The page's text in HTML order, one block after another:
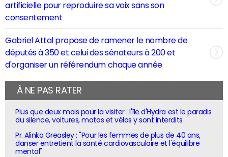
artificielle pour reproduire sa voix sans son
consentement
Gabriel Attal propose de ramener le nombre de
députés à 350 et celui des sénateurs à 200 et
d'organiser un référendum chaque année
À NE PAS RATER
Plus que deux mois pour la visiter : l'île d'Hydra est le paradis
du silence, voitures, motos et vélos y sont interdits
Pr. Alinka Greasley : "Pour les femmes de plus de 40 ans,
danser entretient la santé cardiovasculaire et l'équilibre
mental"